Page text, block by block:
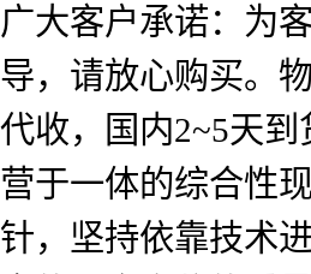
广大客户承诺：为
导，请放心购买。
代收，国内2~5天
营于一体的综合性
针，坚持依靠技术